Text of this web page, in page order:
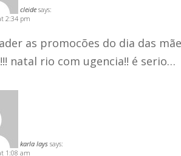
cleide says:
2:34 pm
as promocões do dia das
natal rio com ugencia!! é serio…
karla lays says:
1:08 am